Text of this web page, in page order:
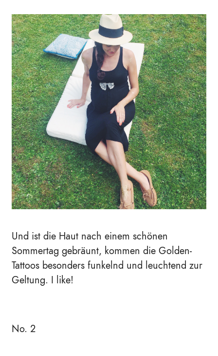
Und ist die Haut nach einem schönen
Sommertag gebräunt, kommen die Golden-
Tattoos besonders funkelnd und leuchtend zur
Geltung. I like!
No. 2